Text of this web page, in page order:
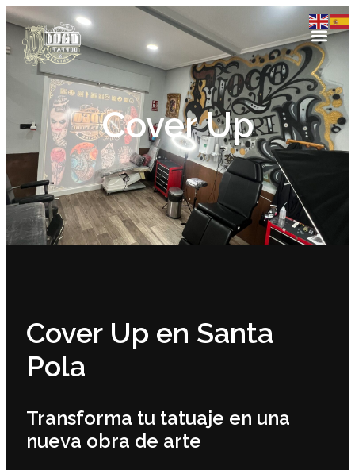
Cover Up
Cover Up en Santa
Pola
Transforma tu tatuaje en una
nueva obra de arte